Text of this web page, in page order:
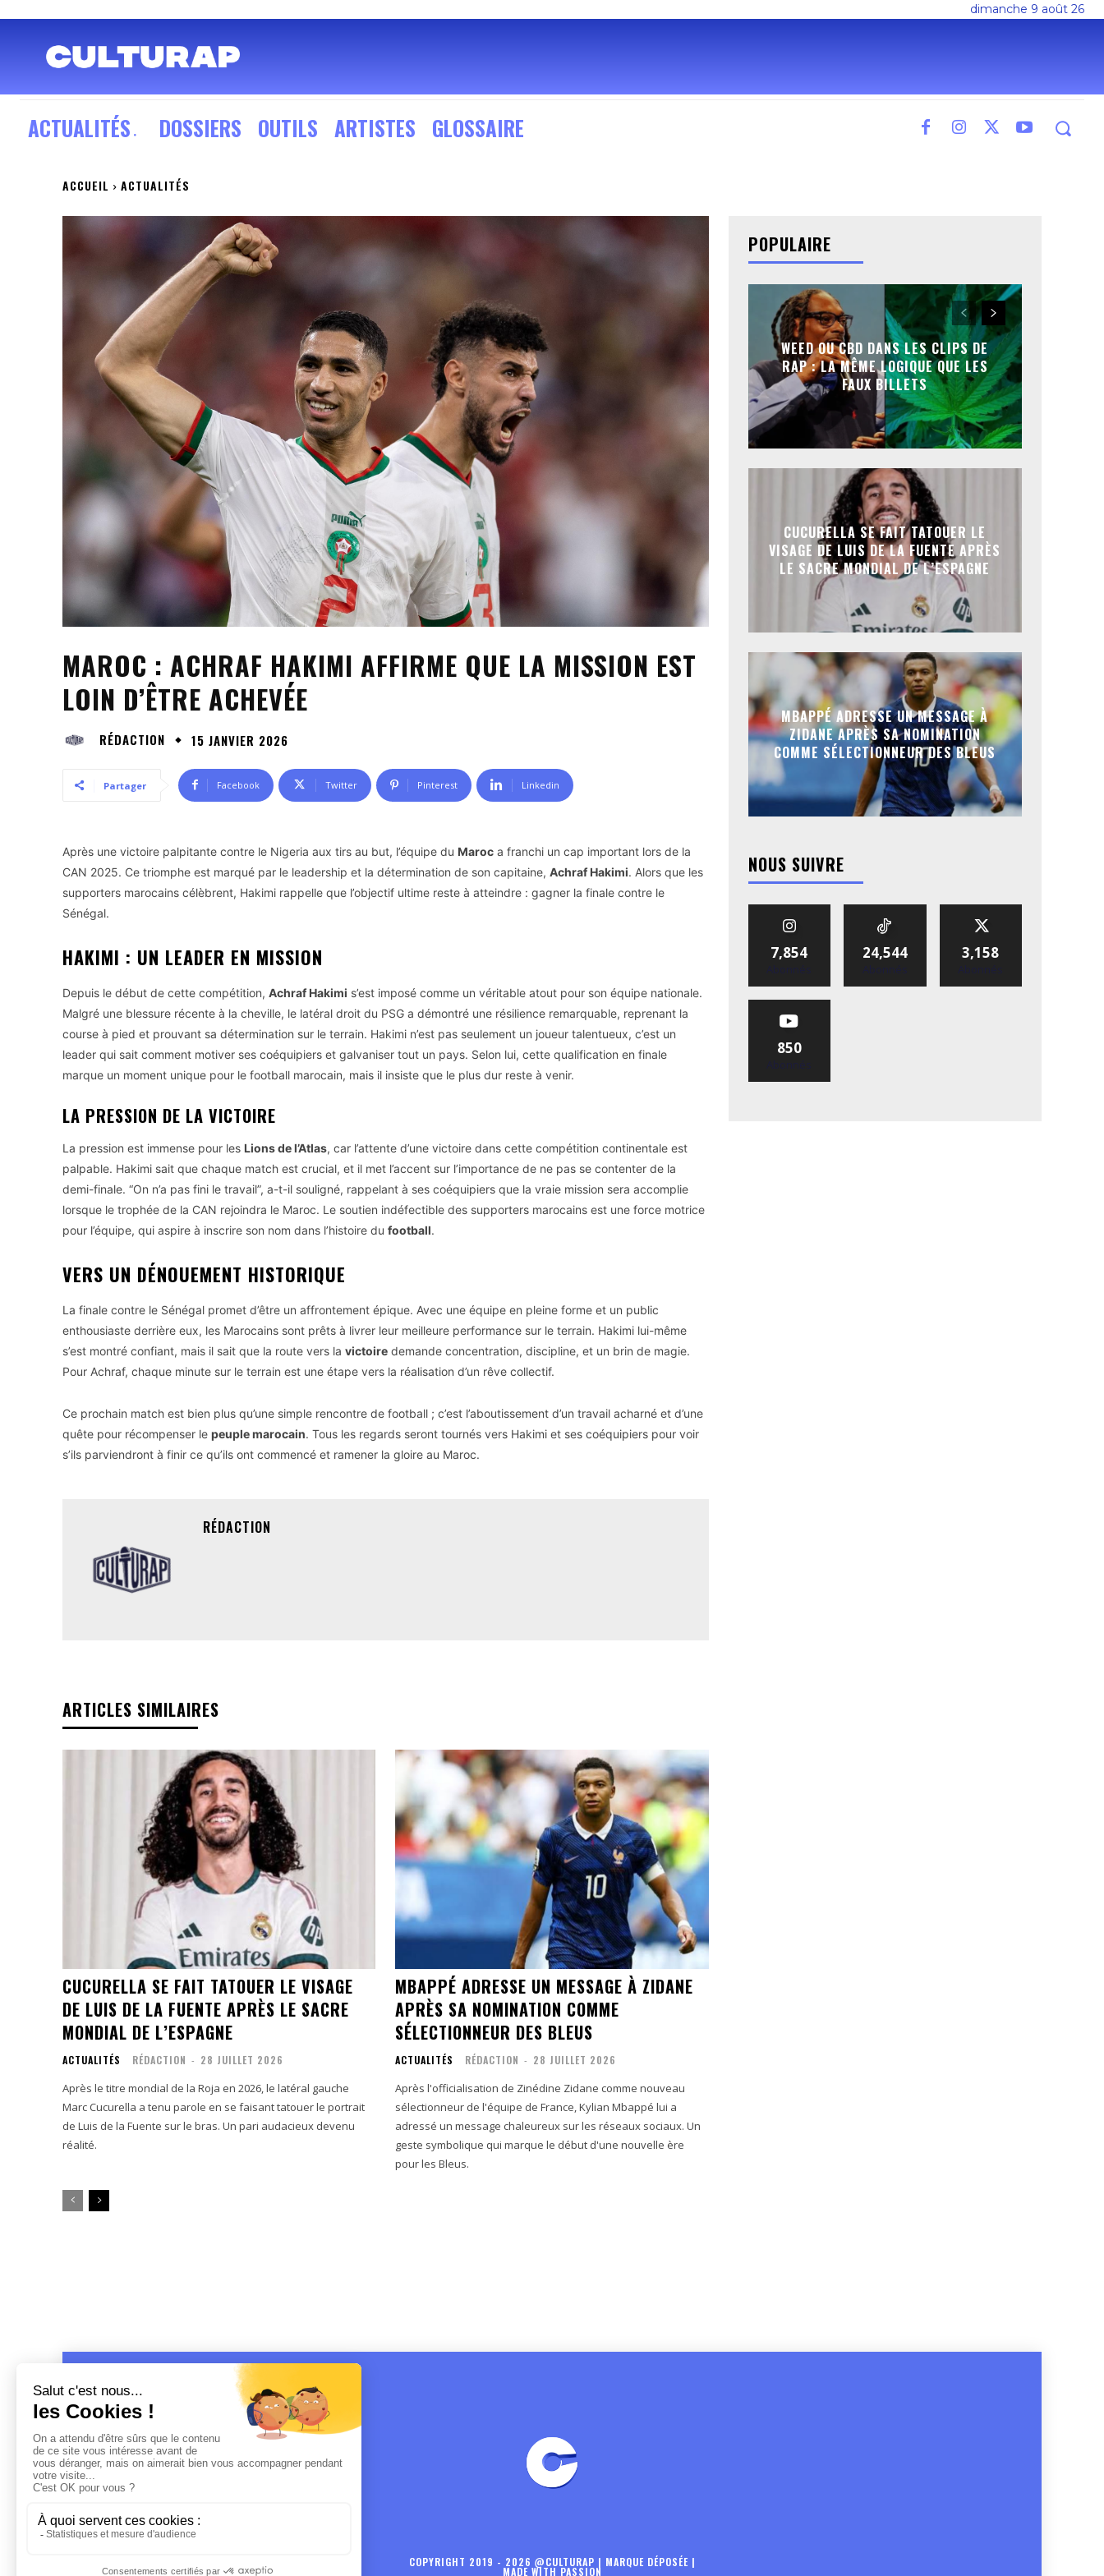
dimanche 9 août 26
ACTUALITÉS DOSSIERS OUTILS ARTISTES GLOSSAIRE
ACCUEIL ACTUALITÉS
MAROC : ACHRAF HAKIMI AFFIRME QUE LA MISSION EST
LOIN D’ÊTRE ACHEVÉE
RÉDACTION 15 JANVIER 2026
Partager Facebook Twitter Pinterest Linkedin
Après une victoire palpitante contre le Nigeria aux tirs au but, l’équipe du Maroc a franchi un cap important lors de la
CAN 2025. Ce triomphe est marqué par le leadership et la détermination de son capitaine, Achraf Hakimi. Alors que les
supporters marocains célèbrent, Hakimi rappelle que l’objectif ultime reste à atteindre : gagner la finale contre le
Sénégal.
HAKIMI : UN LEADER EN MISSION
Depuis le début de cette compétition, Achraf Hakimi s’est imposé comme un véritable atout pour son équipe nationale.
Malgré une blessure récente à la cheville, le latéral droit du PSG a démontré une résilience remarquable, reprenant la
course à pied et prouvant sa détermination sur le terrain. Hakimi n’est pas seulement un joueur talentueux, c’est un
leader qui sait comment motiver ses coéquipiers et galvaniser tout un pays. Selon lui, cette qualification en finale
marque un moment unique pour le football marocain, mais il insiste que le plus dur reste à venir.
LA PRESSION DE LA VICTOIRE
La pression est immense pour les Lions de l’Atlas, car l’attente d’une victoire dans cette compétition continentale est
palpable. Hakimi sait que chaque match est crucial, et il met l’accent sur l’importance de ne pas se contenter de la
demi-finale. “On n’a pas fini le travail”, a-t-il souligné, rappelant à ses coéquipiers que la vraie mission sera accomplie
lorsque le trophée de la CAN rejoindra le Maroc. Le soutien indéfectible des supporters marocains est une force motrice
pour l’équipe, qui aspire à inscrire son nom dans l’histoire du football.
VERS UN DÉNOUEMENT HISTORIQUE
La finale contre le Sénégal promet d’être un affrontement épique. Avec une équipe en pleine forme et un public
enthousiaste derrière eux, les Marocains sont prêts à livrer leur meilleure performance sur le terrain. Hakimi lui-même
s’est montré confiant, mais il sait que la route vers la victoire demande concentration, discipline, et un brin de magie.
Pour Achraf, chaque minute sur le terrain est une étape vers la réalisation d’un rêve collectif.
Ce prochain match est bien plus qu’une simple rencontre de football ; c’est l’aboutissement d’un travail acharné et d’une
quête pour récompenser le peuple marocain. Tous les regards seront tournés vers Hakimi et ses coéquipiers pour voir
s’ils parviendront à finir ce qu’ils ont commencé et ramener la gloire au Maroc.
RÉDACTION
ARTICLES SIMILAIRES
CUCURELLA SE FAIT TATOUER LE VISAGE
DE LUIS DE LA FUENTE APRÈS LE SACRE
MONDIAL DE L’ESPAGNE
ACTUALITÉS RÉDACTION - 28 JUILLET 2026
Après le titre mondial de la Roja en 2026, le latéral gauche
Marc Cucurella a tenu parole en se faisant tatouer le portrait
de Luis de la Fuente sur le bras. Un pari audacieux devenu
réalité.
MBAPPÉ ADRESSE UN MESSAGE À ZIDANE
APRÈS SA NOMINATION COMME
SÉLECTIONNEUR DES BLEUS
ACTUALITÉS RÉDACTION - 28 JUILLET 2026
Après l'officialisation de Zinédine Zidane comme nouveau
sélectionneur de l'équipe de France, Kylian Mbappé lui a
adressé un message chaleureux sur les réseaux sociaux. Un
geste symbolique qui marque le début d'une nouvelle ère
pour les Bleus.
POPULAIRE
WEED OU CBD DANS LES CLIPS DE
RAP : LA MÊME LOGIQUE QUE LES
FAUX BILLETS
CUCURELLA SE FAIT TATOUER LE
VISAGE DE LUIS DE LA FUENTE APRÈS
LE SACRE MONDIAL DE L’ESPAGNE
MBAPPÉ ADRESSE UN MESSAGE À
ZIDANE APRÈS SA NOMINATION
COMME SÉLECTIONNEUR DES BLEUS
NOUS SUIVRE
7,854
Abonnés
24,544
Abonnés
3,158
Abonnés
850
Abonnés
COPYRIGHT 2019 - 2026 @CULTURAP | MARQUE DÉPOSÉE |
MADE WITH PASSION